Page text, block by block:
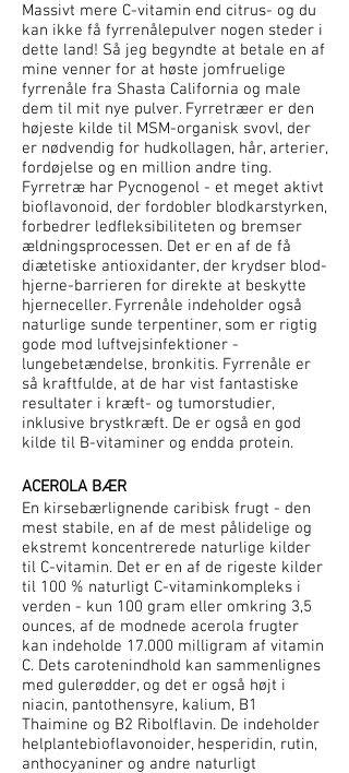
Massivt mere C-vitamin end citrus- og du
kan ikke få fyrrenålepulver nogen steder i
dette land! Så jeg begyndte at betale en af
mine venner for at høste jomfruelige
fyrrenåle fra Shasta California og male
dem til mit nye pulver. Fyrretræer er den
højeste kilde til MSM-organisk svovl, der
er nødvendig for hudkollagen, hår, arterier,
fordøjelse og en million andre ting.
Fyrretræ har Pycnogenol - et meget aktivt
bioflavonoid, der fordobler blodkarstyrken,
forbedrer ledfleksibiliteten og bremser
ældningsprocessen. Det er en af de få
diætetiske antioxidanter, der krydser blod-
hjerne-barrieren for direkte at beskytte
hjerneceller. Fyrrenåle indeholder også
naturlige sunde terpentiner, som er rigtig
gode mod luftvejsinfektioner -
lungebetændelse, bronkitis. Fyrrenåle er
så kraftfulde, at de har vist fantastiske
resultater i kræft- og tumorstudier,
inklusive brystkræft. De er også en god
kilde til B-vitaminer og endda protein.
ACEROLA BÆR
En kirsebærlignende caribisk frugt - den
mest stabile, en af de mest pålidelige og
ekstremt koncentrerede naturlige kilder
til C-vitamin. Det er en af de rigeste kilder
til 100 % naturligt C-vitaminkompleks i
verden - kun 100 gram eller omkring 3,5
ounces, af de modnede acerola frugter
kan indeholde 17.000 milligram af vitamin
C. Dets carotenindhold kan sammenlignes
med gulerødder, og det er også højt i
niacin, pantothensyre, kalium, B1
Thaimine og B2 Ribolflavin. De indeholder
helplantebioflavonoider, hesperidin, rutin,
anthocyaniner og andre naturligt